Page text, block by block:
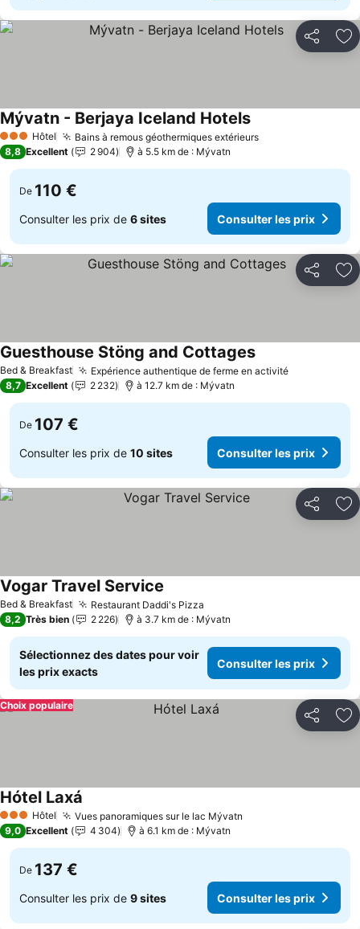
Partager
3 ÉtoilesHôtel Bains à remous géothermiques extérieurs
Mývatn - Berjaya Iceland Hotels
8,8 Excellent 2 904 à 5.5 km de : Mývatn
De 110 €
Consulter les prix de 6 sites Consulter les prix
Partager
Bed & Breakfast Expérience authentique de ferme en activité
Guesthouse Stöng and Cottages
8,7 Excellent 2 232 à 12.7 km de : Mývatn
De 107 €
Consulter les prix de 10 sites Consulter les prix
Partager
Bed & Breakfast Restaurant Daddi's Pizza
Vogar Travel Service
8,2 Très bien 2 226 à 3.7 km de : Mývatn
Sélectionnez des dates pour voir
les prix exacts
Consulter les prix
Partager
Choix populaire
3 ÉtoilesHôtel Vues panoramiques sur le lac Mývatn
Hótel Laxá
9,0 Excellent 4 304 à 6.1 km de : Mývatn
De 137 €
Consulter les prix de 9 sites Consulter les prix